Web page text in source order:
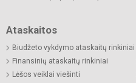
Ataskaitos
Biudžeto vykdymo ataskaitų rinkiniai
Finansinių ataskaitų rinkiniai
Lėšos veiklai viešinti